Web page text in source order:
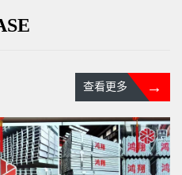
→
查看更多